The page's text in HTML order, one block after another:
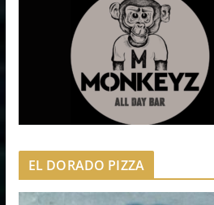
EL DORADO PIZZA